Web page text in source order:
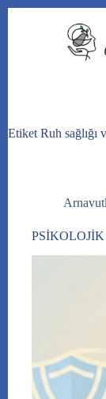
Etiket Ruh sağlığı